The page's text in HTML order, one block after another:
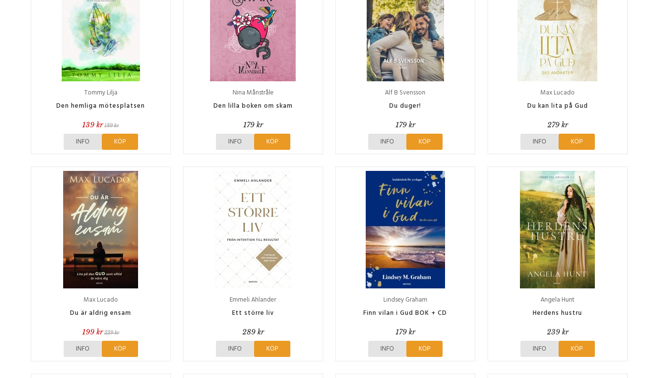
Tommy Lilja
Den hemliga mötesplatsen
139 kr 189 kr
INFO KÖP
Nina Månstråle
Den lilla boken om skam
179 kr
INFO KÖP
Alf B Svensson
Du duger!
179 kr
INFO KÖP
Max Lucado
Du kan lita på Gud
279 kr
INFO KÖP
Max Lucado
Du är aldrig ensam
199 kr 229 kr
INFO KÖP
Emmeli Ahlander
Ett större liv
289 kr
INFO KÖP
Lindsey Graham
Finn vilan i Gud BOK + CD
179 kr
INFO KÖP
Angela Hunt
Herdens hustru
239 kr
INFO KÖP